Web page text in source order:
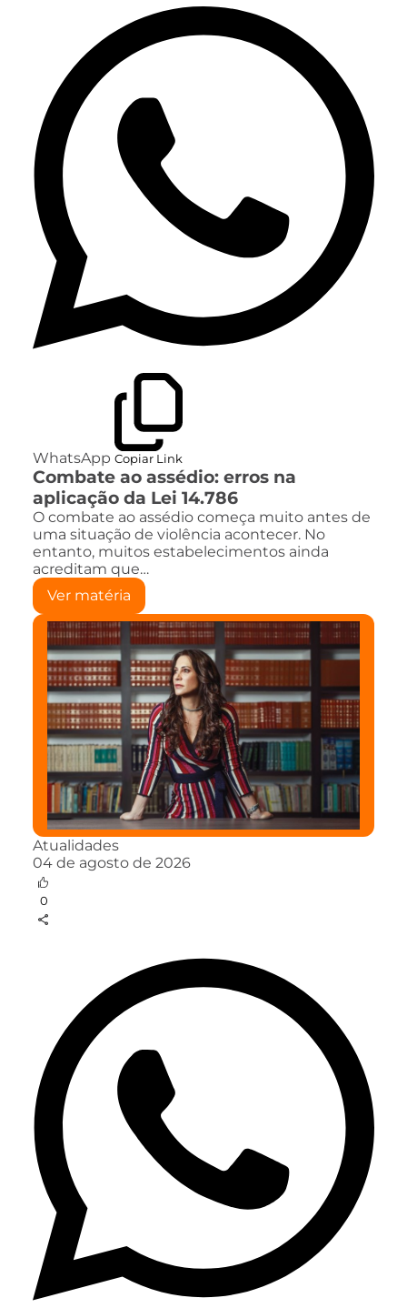
WhatsApp Copiar Link
Combate ao assédio: erros na
aplicação da Lei 14.786
O combate ao assédio começa muito antes de
uma situação de violência acontecer. No
entanto, muitos estabelecimentos ainda
acreditam que…
Ver matéria
Atualidades
04 de agosto de 2026
0